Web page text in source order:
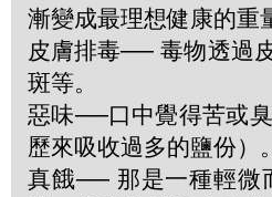
漸變成最理想健康的重
皮膚排毒── 毒物透過
斑等。
惡味──口中覺得苦或
歷來吸收過多的鹽份）。
真餓── 那是一種輕微